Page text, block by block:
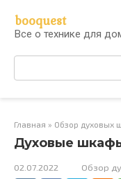
контенту
booquest
Все о технике для
Поиск:
Главная » Обзор духовых
Духовые
02.07.2022 Обзор